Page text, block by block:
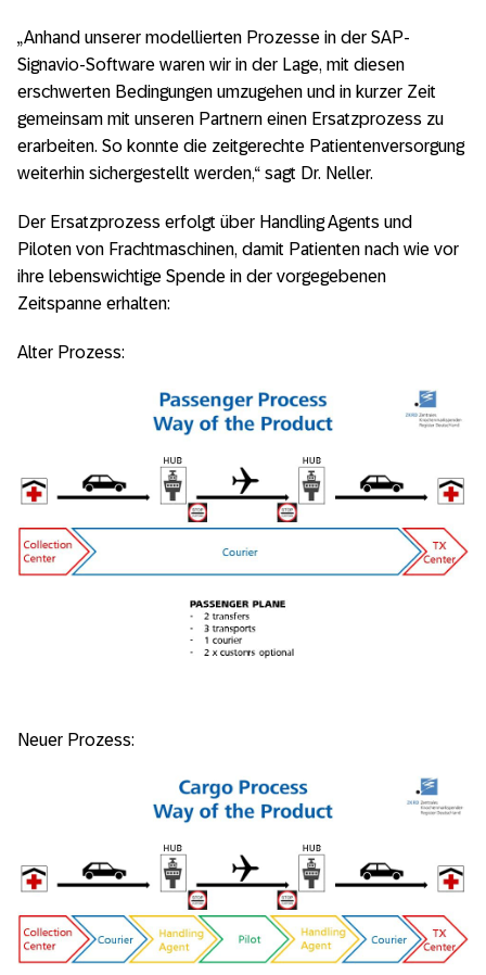
„Anhand unserer modellierten Prozesse in der SAP-
Signavio-Software waren wir in der Lage, mit diesen
erschwerten Bedingungen umzugehen und in kurzer Zeit
gemeinsam mit unseren Partnern einen Ersatzprozess zu
erarbeiten. So konnte die zeitgerechte Patientenversorgung
weiterhin sichergestellt werden,“ sagt Dr. Neller.
Der Ersatzprozess erfolgt über Handling Agents und
Piloten von Frachtmaschinen, damit Patienten nach wie vor
ihre lebenswichtige Spende in der vorgegebenen
Zeitspanne erhalten:
Alter Prozess:
Neuer Prozess: